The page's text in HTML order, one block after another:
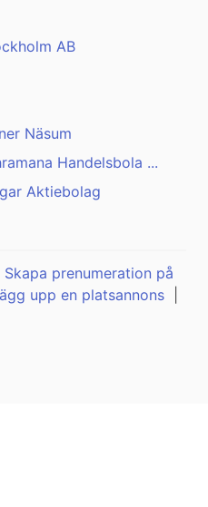
AB
Näsum
Handelsbola ...
Aktiebolag
Skapa prenumeration på
upp en platsannons